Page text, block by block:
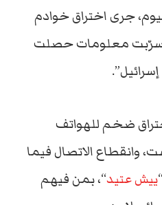
جرى اختراق خوادم
وسرّبت معلومات حصلت
ضخم للهواتف
وانقطاع الاتصال فيما
ييش عتيد“، بمن فيهم